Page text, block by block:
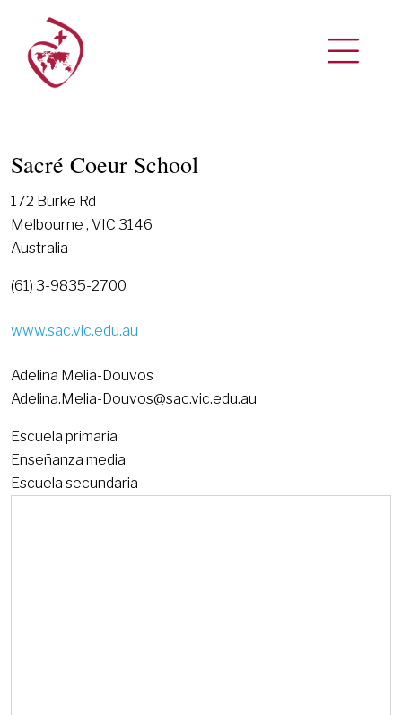
Sacré Coeur School
172 Burke Rd
Melbourne , VIC 3146
Australia
(61) 3-9835-2700
www.sac.vic.edu.au
Adelina Melia-Douvos
Adelina.Melia-Douvos@sac.vic.edu.au
Escuela primaria
Enseñanza media
Escuela secundaria